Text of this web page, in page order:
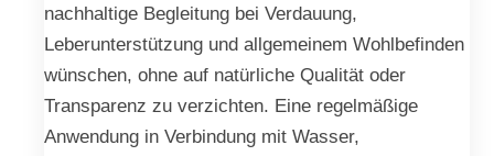
nachhaltige Begleitung bei Verdauung,
Leberunterstützung und allgemeinem Wohlbefinden
wünschen, ohne auf natürliche Qualität oder
Transparenz zu verzichten. Eine regelmäßige
Anwendung in Verbindung mit Wasser,